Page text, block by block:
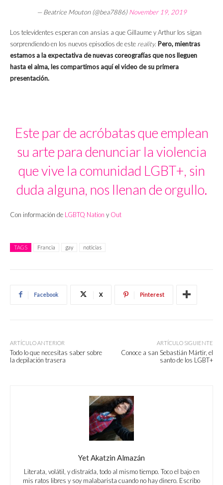
— Beatrice Mouton (@bea7886)November 19, 2019
Los televidentes esperan con ansias a que Gillaume y Arthur los sigan
sorprendiendo en los nuevos episodios de este reality. Pero, mientras
estamos a la expectativa de nuevas coreografías que nos lleguen
hasta el alma, les compartimos aquí el video de su primera
presentación.
Este par de acróbatas que emplean
su arte para denunciar la violencia
que vive la comunidad LGBT+, sin
duda alguna, nos llenan de orgullo.
Con información de LGBTQ Nation y Out
TAGS Francia gay noticias
Facebook X Pinterest
ARTÍCULO ANTERIOR
Todo lo que necesitas saber sobre
la depilación trasera
ARTÍCULO SIGUIENTE
Conoce a san Sebastián Mártir, el
santo de los LGBT+
Yet Akatzin Almazán
Literata, volátil, y distraída, todo al mismo tiempo. Toco el bajo en
mis ratos libres y soy malabarista cuando no hay dinero. Escribo